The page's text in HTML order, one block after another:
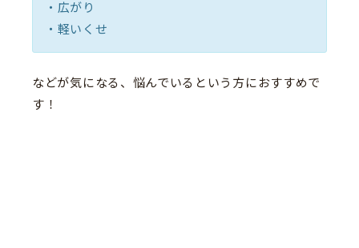
・広がり
・軽いくせ
などが気になる、悩んでいるという方におすすめで
す！